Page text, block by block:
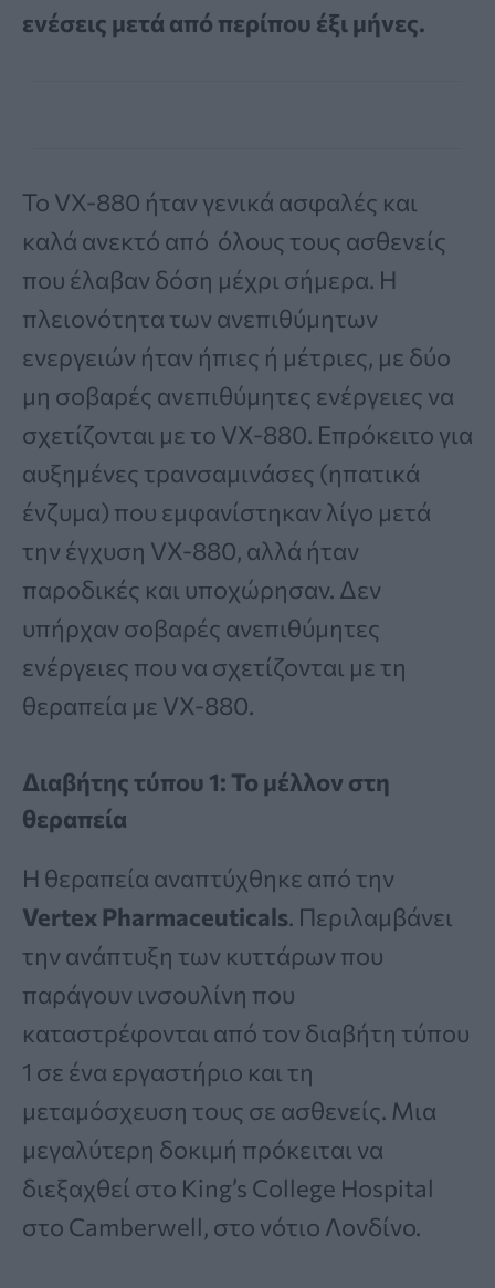
ενέσεις μετά από περίπου έξι μήνες.
Το VX-880 ήταν γενικά ασφαλές και
καλά ανεκτό από όλους τους ασθενείς
που έλαβαν δόση μέχρι σήμερα. Η
πλειονότητα των ανεπιθύμητων
ενεργειών ήταν ήπιες ή μέτριες, με δύο
μη σοβαρές ανεπιθύμητες ενέργειες να
σχετίζονται με το VX-880. Επρόκειτο για
αυξημένες τρανσαμινάσες (ηπατικά
ένζυμα) που εμφανίστηκαν λίγο μετά
την έγχυση VX-880, αλλά ήταν
παροδικές και υποχώρησαν. Δεν
υπήρχαν σοβαρές ανεπιθύμητες
ενέργειες που να σχετίζονται με τη
θεραπεία με VX-880.
Διαβήτης τύπου 1: Το μέλλον στη
θεραπεία
Η θεραπεία αναπτύχθηκε από την
Vertex Pharmaceuticals. Περιλαμβάνει
την ανάπτυξη των κυττάρων που
παράγουν ινσουλίνη που
καταστρέφονται από τον διαβήτη τύπου
1 σε ένα εργαστήριο και τη
μεταμόσχευση τους σε ασθενείς. Μια
μεγαλύτερη δοκιμή πρόκειται να
διεξαχθεί στο King’s College Hospital
στο Camberwell, στο νότιο Λονδίνο.